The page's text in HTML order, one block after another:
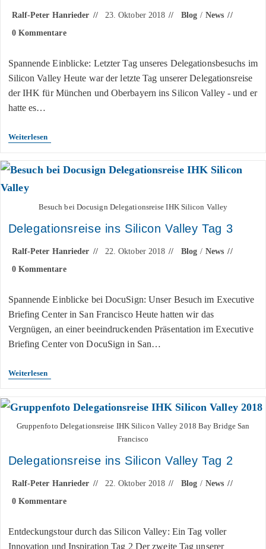
Ralf-Peter Hanrieder 23. Oktober 2018 Blog / News
0 Kommentare
Spannende Einblicke: Letzter Tag unseres Delegationsbesuchs im
Silicon Valley Heute war der letzte Tag unserer Delegationsreise
der IHK für München und Oberbayern ins Silicon Valley - und er
hatte es…
Weiterlesen
Besuch bei Docusign Delegationsreise IHK Silicon Valley
Delegationsreise ins Silicon Valley Tag 3
Ralf-Peter Hanrieder 22. Oktober 2018 Blog / News
0 Kommentare
Spannende Einblicke bei DocuSign: Unser Besuch im Executive
Briefing Center in San Francisco Heute hatten wir das
Vergnügen, an einer beeindruckenden Präsentation im Executive
Briefing Center von DocuSign in San…
Weiterlesen
Gruppenfoto Delegationsreise IHK Silicon Valley 2018 Bay Bridge San
Francisco
Delegationsreise ins Silicon Valley Tag 2
Ralf-Peter Hanrieder 22. Oktober 2018 Blog / News
0 Kommentare
Entdeckungstour durch das Silicon Valley: Ein Tag voller
Innovation und Inspiration Tag 2 Der zweite Tag unserer